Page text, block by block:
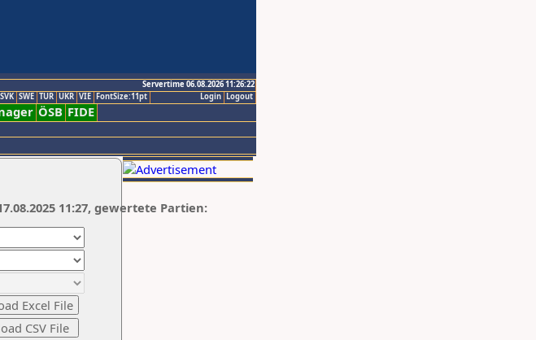
Servertime 06.08.2026 11:26:22
Logout
Login
SVK SWE TUR UKR VIE FontSize:11pt
ÖSB FIDE
11:27, gewertete Partien: